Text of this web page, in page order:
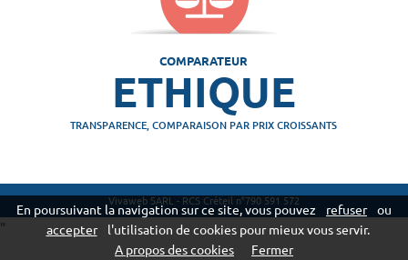
COMPARATEUR
ETHIQUE
TRANSPARENCE, COMPARAISON PAR PRIX CROISSANTS
Vivaweb SARL - RCS Créteil n°790 591 572
En poursuivant la navigation sur ce site, vous pouvez refuser
ou
accepter
l'utilisation de cookies pour mieux vous servir.
A propos des cookies
Fermer
"